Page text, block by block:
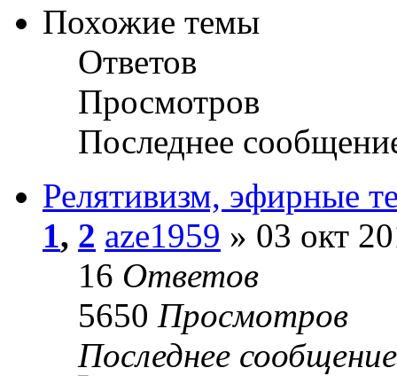
Похожие темы
Ответов
Просмотров
Последнее
Релятивизм, эфирные
1, 2 aze1959 » 03 окт
16 Ответов
5650 Просмотров
Последнее